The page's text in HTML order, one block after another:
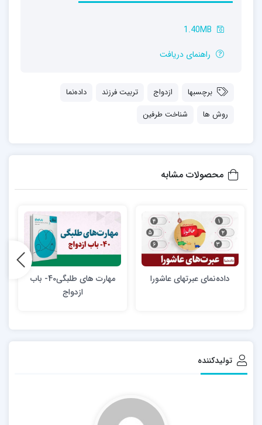
1.40MB
راهنمای دریافت
برچسبها ازدواج تربیت فرزند
داده‌نما
روش ها
شناخت طرفین
محصولات مشابه
داده‌نمای عبرتهای عاشورا
مهارت های طلبگی40- باب
ازدواج
تولیدکننده